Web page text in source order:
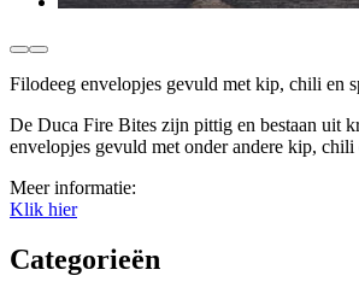
Filodeeg envelopjes gevuld met kip, chili en
De Duca Fire Bites zijn pittig en bestaan uit
envelopjes gevuld met onder andere kip, chili
Meer informatie:
Klik hier
Categorieën